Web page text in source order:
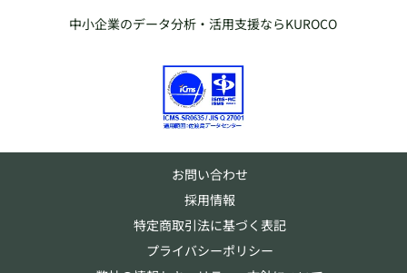
中小企業のデータ分析・活用支援ならKUROCO
お問い合わせ
採用情報
特定商取引法に基づく表記
プライバシーポリシー